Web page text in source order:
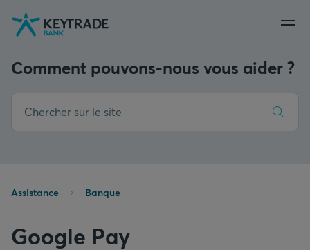
Aller
navigation
Aller
connexion
Aller
au
Comment pouvons-nous vous aider ?
Assistance Banque
Google Pay